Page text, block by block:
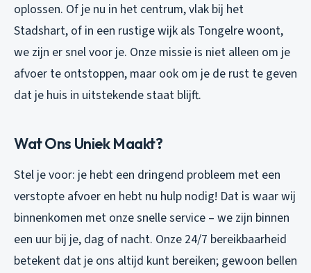
oplossen. Of je nu in het centrum, vlak bij het
Stadshart, of in een rustige wijk als Tongelre woont,
we zijn er snel voor je. Onze missie is niet alleen om je
afvoer te ontstoppen, maar ook om je de rust te geven
dat je huis in uitstekende staat blijft.
Wat Ons Uniek Maakt?
Stel je voor: je hebt een dringend probleem met een
verstopte afvoer en hebt nu hulp nodig! Dat is waar wij
binnenkomen met onze snelle service – we zijn binnen
een uur bij je, dag of nacht. Onze 24/7 bereikbaarheid
betekent dat je ons altijd kunt bereiken; gewoon bellen